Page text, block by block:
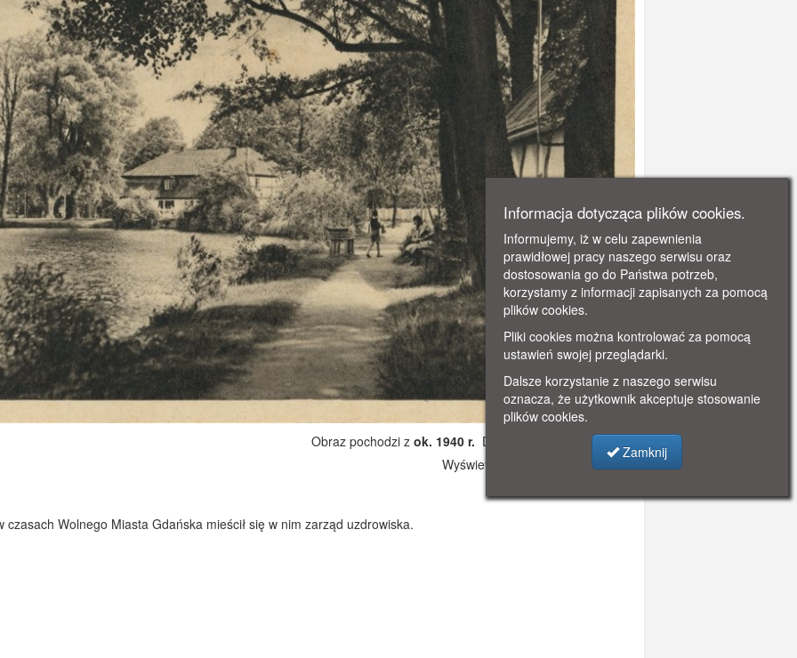
Obraz pochodzi z ok. 1940 r. Dodano: 2019-11-05 08:29
Wyświetlono: 2719
czasach Wolnego Miasta Gdańska mieścił się w nim zarząd uzdrowiska.
Informacja dotycząca plików cookies.
Informujemy, iż w celu zapewnienia
prawidłowej pracy naszego serwisu oraz
dostosowania go do Państwa potrzeb,
korzystamy z informacji zapisanych za pomocą
plików cookies.
Pliki cookies można kontrolować za pomocą
ustawień swojej przeglądarki.
Dalsze korzystanie z naszego serwisu
oznacza, że użytkownik akceptuje stosowanie
plików cookies.
Zamknij